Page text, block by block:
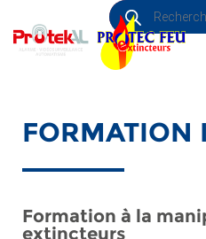
contenu
Recherche
de
produits
FORMATION
Formation à la
extincteurs